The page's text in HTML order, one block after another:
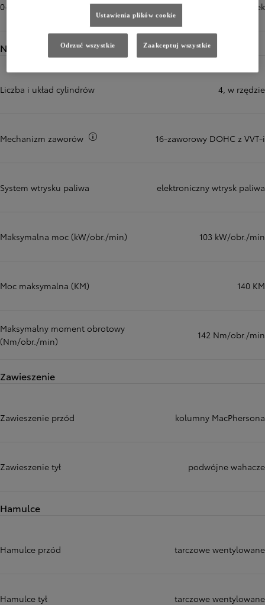
0-100 km/h (sek) 9,3 sek
Napęd
Liczba i układ cylindrów 4, w rzędzie
Mechanizm zaworów 16-zaworowy DOHC z VVT-i
System wtrysku paliwa elektroniczny wtrysk paliwa
Maksymalna moc (kW/obr./min) 103 kW/obr./min
Moc maksymalna (KM) 140 KM
Maksymalny moment obrotowy
(Nm/obr./min)
142 Nm/obr./min
Zawieszenie
Zawieszenie przód kolumny MacPhersona
Zawieszenie tył podwójne wahacze
Hamulce
Hamulce przód tarczowe wentylowane
Hamulce tył tarczowe wentylowane
Ustawienia plików cookie
Odrzuć wszystkie Zaakceptuj wszystkie